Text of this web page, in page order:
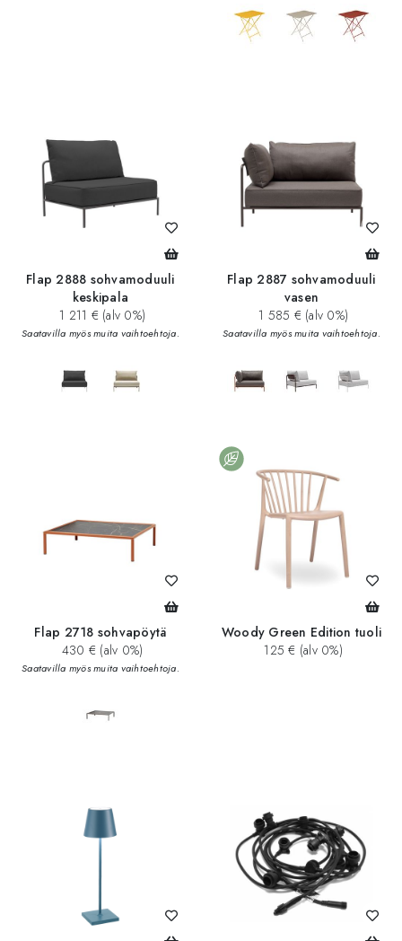
Flap 2888 sohvamoduuli
keskipala
1 211 € (alv 0%)
Saatavilla myös muita vaihtoehtoja.
Flap 2887 sohvamoduuli
vasen
1 585 € (alv 0%)
Saatavilla myös muita vaihtoehtoja.
Flap 2718 sohvapöytä
430 € (alv 0%)
Saatavilla myös muita vaihtoehtoja.
Woody Green Edition tuoli
125 € (alv 0%)